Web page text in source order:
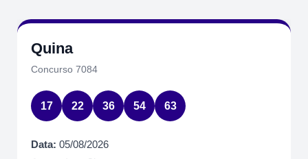
Quina
Concurso 7084
17 22 36 54 63
Data: 05/08/2026